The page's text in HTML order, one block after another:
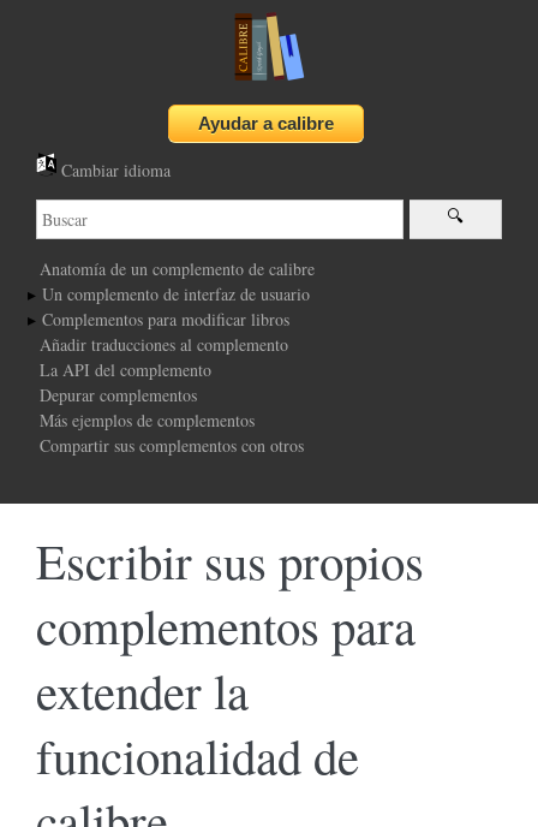
Cambiar idioma
Anatomía de un complemento de calibre
Un complemento de interfaz de usuario
Complementos para modificar libros
Añadir traducciones al complemento
La API del complemento
Depurar complementos
Más ejemplos de complementos
Compartir sus complementos con otros
Escribir sus propios
complementos para
extender la
funcionalidad de